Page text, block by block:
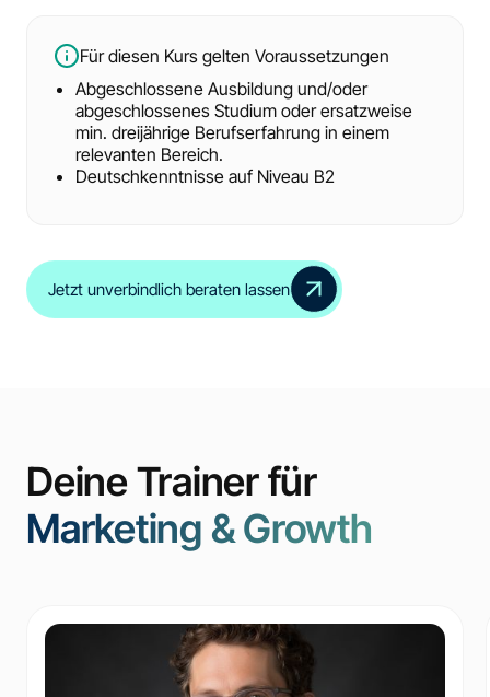
Für diesen Kurs gelten Voraussetzungen
Abgeschlossene Ausbildung und/oder
abgeschlossenes Studium oder ersatzweise
min. dreijährige Berufserfahrung in einem
relevanten Bereich.
Deutschkenntnisse auf Niveau B2
Jetzt unverbindlich beraten lassen
Deine Trainer für
Marketing & Growth